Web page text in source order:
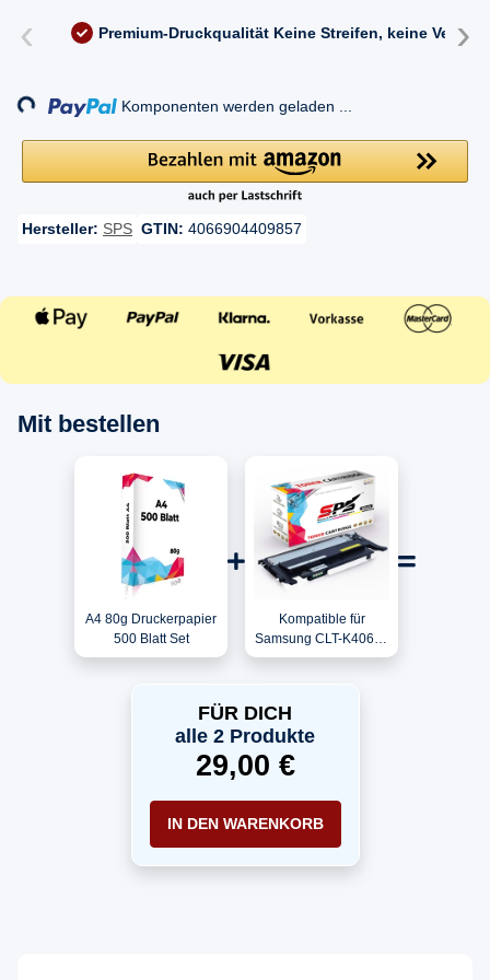
‹ Premium-Druckqualität Keine Streifen, keine ›
Loading... Komponenten werden geladen ...
Hersteller: SPS GTIN: 4066904409857
Mit bestellen
A4 80g Druckerpapier
500 Blatt Set
Kompatible für
Samsung CLT-K406S /
K406 Toner Schwarz
FÜR DICH
alle 2 Produkte
29,00 €
IN DEN WARENKORB